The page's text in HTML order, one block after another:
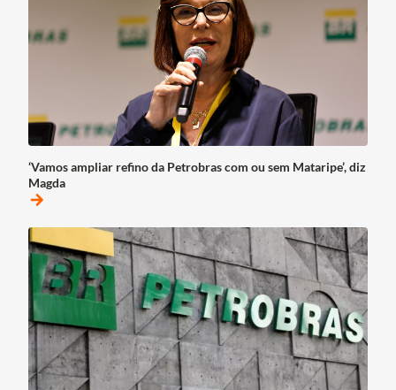
‘Vamos ampliar refino da Petrobras com ou sem Mataripe’, diz
Magda
arrow_forward